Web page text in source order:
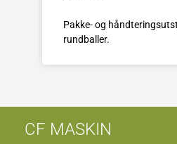
Pakke- og
rundballer.
CF MASKIN